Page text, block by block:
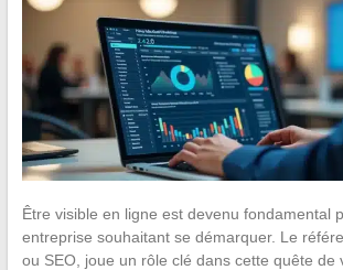
Être visible en ligne est devenu fondamental
entreprise souhaitant se démarquer. Le
ou SEO, joue un rôle clé dans cette quête de